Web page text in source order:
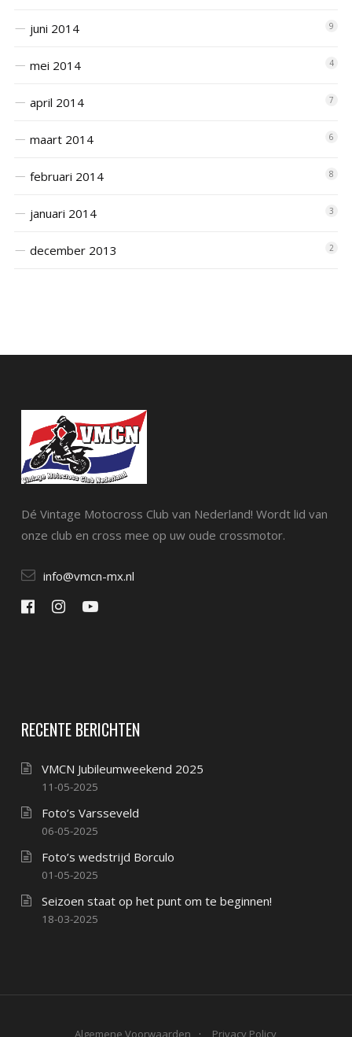
juni 2014 9
mei 2014 4
april 2014 7
maart 2014 6
februari 2014 8
januari 2014 3
december 2013 2
Dé Vintage Motocross Club van Nederland! Wordt lid van
onze club en cross mee op uw oude crossmotor.
info@vmcn-mx.nl
RECENTE BERICHTEN
VMCN Jubileumweekend 2025
11-05-2025
Foto’s Varsseveld
06-05-2025
Foto’s wedstrijd Borculo
01-05-2025
Seizoen staat op het punt om te beginnen!
18-03-2025
Algemene Voorwaarden Privacy Policy